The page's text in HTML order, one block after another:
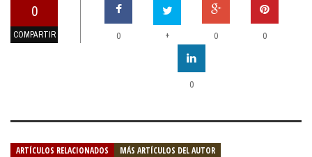
0
COMPARTIR 0 + 0 0
0
ARTÍCULOS RELACIONADOS MÁS ARTÍCULOS DEL AUTOR